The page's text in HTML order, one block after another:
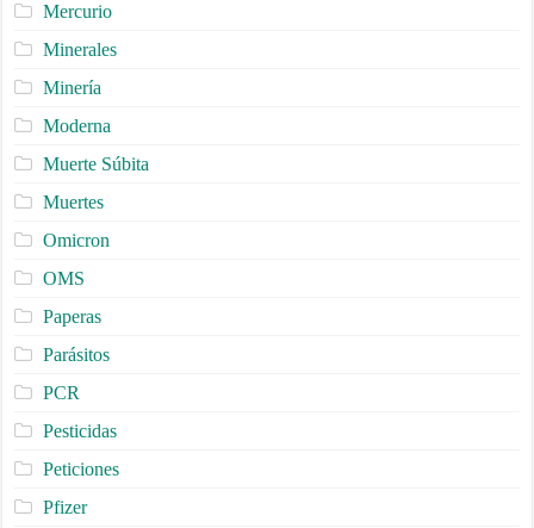
Mercurio
Minerales
Minería
Moderna
Muerte Súbita
Muertes
Omicron
OMS
Paperas
Parásitos
PCR
Pesticidas
Peticiones
Pfizer